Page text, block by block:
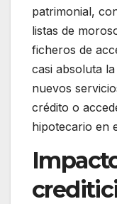
patrimonial,
listas de
ficheros de
casi absoluta
nuevos
crédito o
hipotecario en